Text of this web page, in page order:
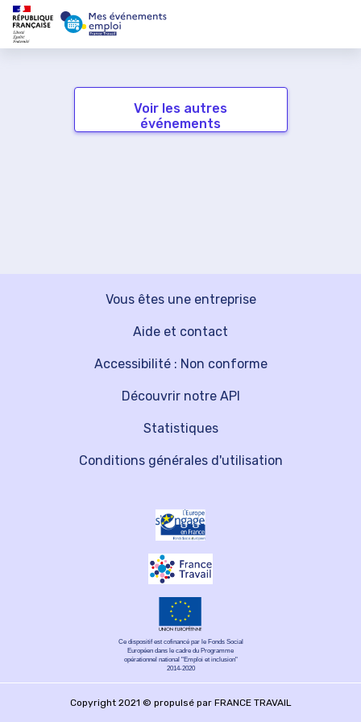
Voir les autres
événements
Vous êtes une entreprise
Découvrir notre API
Aide et contact
Statistiques
Accessibilité : Non conforme
Conditions générales d'utilisation
Ce dispositif est cofinancé par le Fonds Social
Européen dans le cadre du Programme
opérationnel national "Emploi et inclusion"
2014-2020
Copyright 2021 © propulsé par FRANCE TRAVAIL